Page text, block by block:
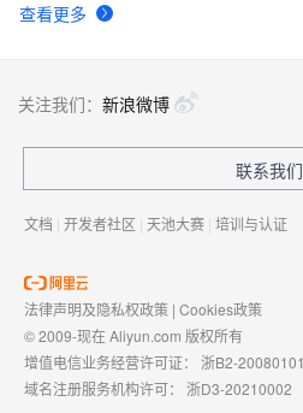
查看更多
关注我们： 新浪微博
联系我们
文档 | 开发者社区 | 天池大赛 | 培训与认证
法律声明及隐私权政策 | Cookies政策
© 2009-现在 Aliyun.com 版权所有
增值电信业务经营许可证： 浙B2-20080101
域名注册服务机构许可： 浙D3-20210002